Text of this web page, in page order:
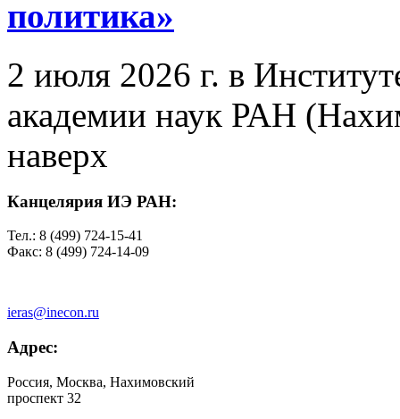
политика»
2 июля 2026 г. в
академии наук РАН
наверх
Канцелярия ИЭ РАН:
Тел.: 8 (499) 724-15-41
Факс: 8 (499) 724-14-09
ieras@inecon.ru
Адрес:
Россия, Москва, Нахимовский
проспект 32